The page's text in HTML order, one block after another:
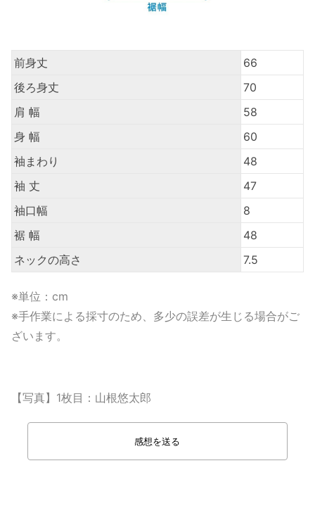
前身丈
66
後ろ身丈
70
肩 幅
58
身 幅
60
袖まわり
48
袖 丈
47
袖口幅
8
裾 幅
48
ネックの高さ
7.5
※単位：cm
※手作業による採寸のため、多少の誤差が生じる場合がご
ざいます。
【写真】1枚目：山根悠太郎
感想を送る